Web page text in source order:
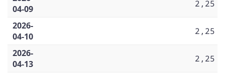
04-09
2,25
2026-
04-10
2,25
2026-
04-13
2,25